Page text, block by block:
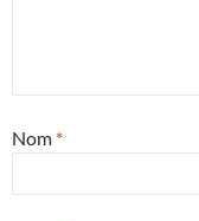
Nom *